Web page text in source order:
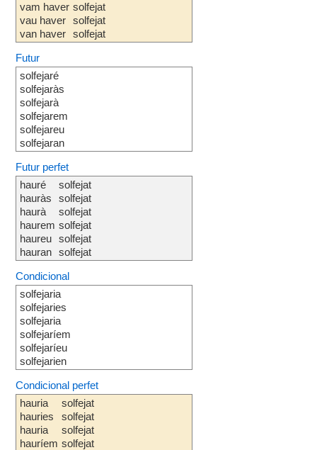
vam haver
vau haver
van haver
solfejat
solfejat
solfejat
Futur
solfejaré
solfejaràs
solfejarà
solfejarem
solfejareu
solfejaran
Futur perfet
hauré
hauràs
haurà
haurem
haureu
hauran
solfejat
solfejat
solfejat
solfejat
solfejat
solfejat
Condicional
solfejaria
solfejaries
solfejaria
solfejaríem
solfejaríeu
solfejarien
Condicional perfet
hauria
hauries
hauria
hauríem
solfejat
solfejat
solfejat
solfejat